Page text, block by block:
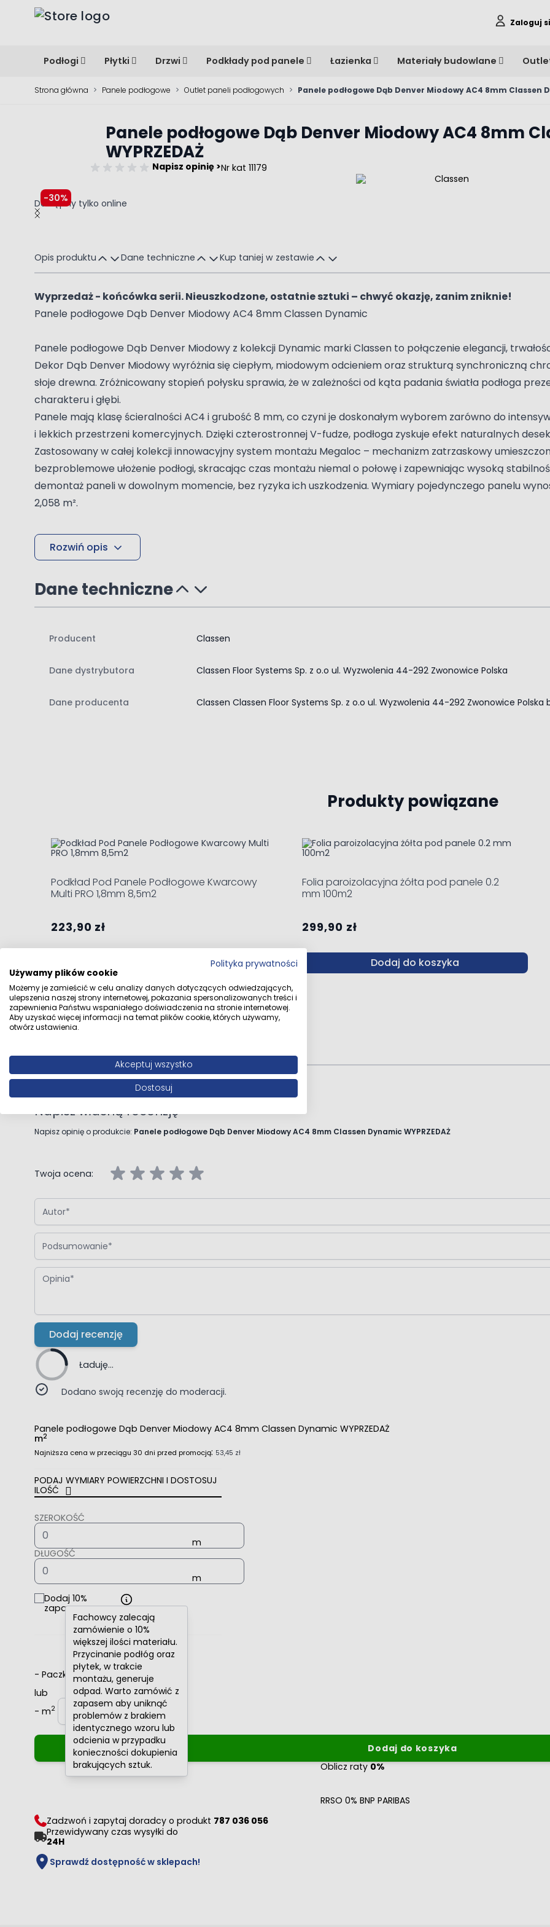
Przejdź do treści
Zaloguj
Podłogi Płytki Drzwi Podkłady pod panele Łazienka Materiały budowlane
Strona główna > Panele podłogowe > Outlet paneli podłogowych > Panele podłogowe Dąb Denver Miodowy AC4 8mm Classen
Panele podłogowe Dąb Denver Miodowy AC4 8mm
WYPRZEDAŻ
Napisz opinię >Nr kat 11179
-30%
Dostępny tylko online
Main image
Click to view image in fullscreen
Opis produktu Dane techniczne Kup taniej w zestawie
Wyprzedaż - końcówka serii. Nieuszkodzone, ostatnie sztuki – chwyć okazję, zanim zniknie!
Panele podłogowe Dąb Denver Miodowy AC4 8mm Classen Dynamic
Panele podłogowe Dąb Denver Miodowy z kolekcji Dynamic marki Classen to połączenie elegancji,
Dekor Dąb Denver Miodowy wyróżnia się ciepłym, miodowym odcieniem oraz strukturą synchroniczną
słoje drewna. Zróżnicowany stopień połysku sprawia, że w zależności od kąta padania światła podłoga
charakteru i głębi.
Panele mają klasę ścieralności AC4 i grubość 8 mm, co czyni je doskonałym wyborem zarówno do
i lekkich przestrzeni komercyjnych. Dzięki czterostronnej V-fudze, podłoga zyskuje efekt naturalnych
Zastosowany w całej kolekcji innowacyjny system montażu Megaloc – mechanizm zatrzaskowy
bezproblemowe ułożenie podłogi, skracając czas montażu niemal o połowę i zapewniając wysoką
demontaż paneli w dowolnym momencie, bez ryzyka ich uszkodzenia. Wymiary pojedynczego panelu
2,058 m².
Rozwiń opis
Dane techniczne
Producent Classen
Dane dystrybutora Classen Floor Systems Sp. z o.o ul. Wyzwolenia 44-292 Zwonowice Polska
Dane producenta Classen Classen Floor Systems Sp. z o.o ul. Wyzwolenia 44-292 Zwonowice Polska
Produkty powiązane
Podkład Pod Panele Podłogowe Kwarcowy
Multi PRO 1,8mm 8,5m2
223,90 zł
Folia paroizolacyjna żółta pod panele 0.2
mm 100m2
299,90 zł
Dodaj do koszyka
Napisz własną recenzję
Napisz opinię o produkcie: Panele podłogowe Dąb Denver Miodowy AC4 8mm Classen Dynamic WYPRZEDAŻ
Twoja ocena:
Autor
Podsumowanie
Opinia
Dodaj recenzję
Ładuję...
Dodano swoją recenzję do moderacji.
Panele podłogowe Dąb Denver Miodowy AC4 8mm Classen Dynamic WYPRZEDAŻ
m2
Najniższa cena w przeciągu 30 dni przed promocją: 53,45 zł
PODAJ WYMIARY POWIERZCHNI I DOSTOSUJ
ILOŚĆ
SZEROKOŚĆ
DŁUGOŚĆ
Dodaj 10%
zapasu
Fachowcy zalecają
zamówienie o 10%
większej ilości materiału.
Przycinanie podłóg oraz
płytek, w trakcie
montażu, generuje
odpad. Warto zamówić z
zapasem aby uniknąć
problemów z brakiem
identycznego wzoru lub
odcienia w przypadku
konieczności dokupienia
brakujących sztuk.
- Paczki
+
lub
- m2
+
Dodaj do koszyka
Oblicz raty0%
RRSO 0% BNP PARIBAS
Zadzwoń i zapytaj doradcy o produkt 787 036 056
Przewidywany czas wysyłki do
24H
Sprawdź dostępność w sklepach!
Polityka prywatności
Używamy plików cookie
Możemy je zamieścić w celu analizy danych dotyczących odwiedzających,
ulepszenia naszej strony internetowej, pokazania spersonalizowanych treści i
zapewnienia Państwu wspaniałego doświadczenia na stronie internetowej.
Aby uzyskać więcej informacji na temat plików cookie, których używamy,
otwórz ustawienia.
Akceptuj wszystko
Dostosuj